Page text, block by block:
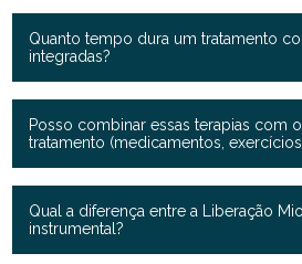
Quanto tempo dura um tratamento
integradas?
Posso combinar essas terapias com
tratamento (medicamentos,
Qual a diferença entre a Liberação
instrumental?